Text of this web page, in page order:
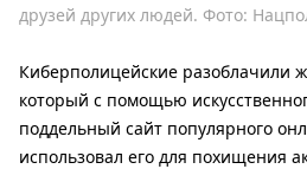
друзей других людей. Фото:
Киберполицейские разоблачили
который с помощью
поддельный сайт популярного
использовал его для похищения